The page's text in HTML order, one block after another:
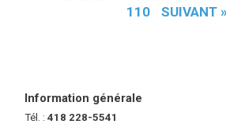
110
SUIVANT »
Information générale
Tél. :418 228-5541